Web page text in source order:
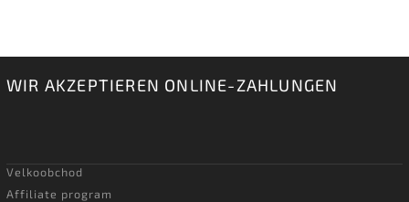
WIR AKZEPTIEREN ONLINE-ZAHLUNGEN
Velkoobchod
Affiliate program